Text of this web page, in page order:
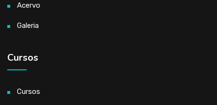
Acervo
Galeria
Cursos
Cursos